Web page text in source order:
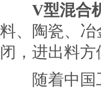
V型混合
料、陶瓷、
闭，进出料
随着中国工